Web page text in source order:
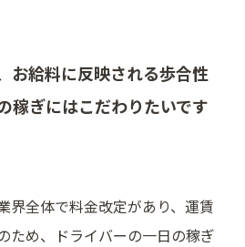
お給料に反映される歩合性
稼ぎにはこだわりたいです
界全体で料金改定があり、運賃
ため、ドライバーの一日の稼ぎ